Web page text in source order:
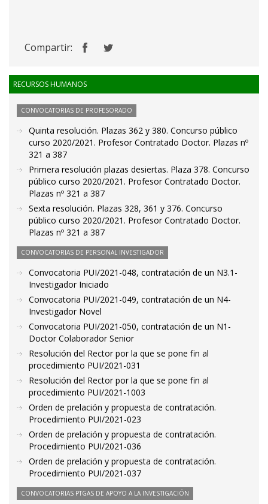
Compartir:
RECURSOS HUMANOS
CONVOCATORIAS DE PROFESORADO
Quinta resolución. Plazas 362 y 380. Concurso público
curso 2020/2021. Profesor Contratado Doctor. Plazas nº
321 a 387
Primera resolución plazas desiertas. Plaza 378. Concurso
público curso 2020/2021. Profesor Contratado Doctor.
Plazas nº 321 a 387
Sexta resolución. Plazas 328, 361 y 376. Concurso
público curso 2020/2021. Profesor Contratado Doctor.
Plazas nº 321 a 387
CONVOCATORIAS DE PERSONAL INVESTIGADOR
Convocatoria PUI/2021-048, contratación de un N3.1-
Investigador Iniciado
Convocatoria PUI/2021-049, contratación de un N4-
Investigador Novel
Convocatoria PUI/2021-050, contratación de un N1-
Doctor Colaborador Senior
Resolución del Rector por la que se pone fin al
procedimiento PUI/2021-031
Resolución del Rector por la que se pone fin al
procedimiento PUI/2021-1003
Orden de prelación y propuesta de contratación.
Procedimiento PUI/2021-023
Orden de prelación y propuesta de contratación.
Procedimiento PUI/2021-036
Orden de prelación y propuesta de contratación.
Procedimiento PUI/2021-037
CONVOCATORIAS PTGAS DE APOYO A LA INVESTIGACIÓN